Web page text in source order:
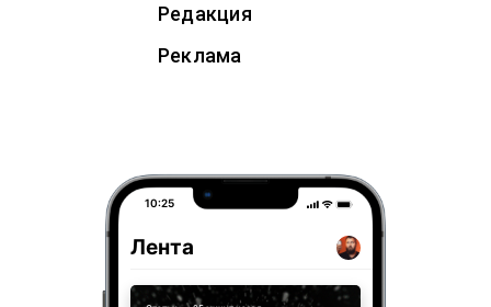
Редакция
Реклама
10:25
Лента